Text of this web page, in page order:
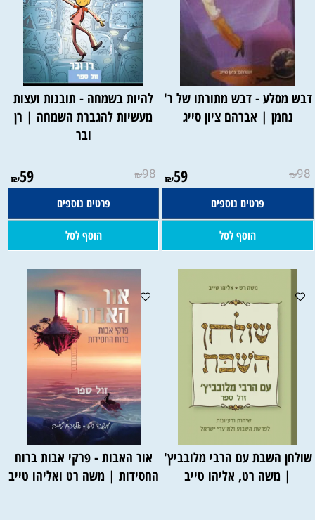
דבש מסלע - דבש מתורתו של ר'
נחמן | אברהם ציון סייג
₪98
₪59
פרטים נוספים
הוסף לסל
להיות בשמחה - תובנות ועצות
מעשיות להגברת השמחה | רן
ובר
₪98
₪59
פרטים נוספים
הוסף לסל
שולחן השבת עם הרבי מלובביץ'
| משה רט, אליהו טייב
אור האבות - פרקי אבות ברוח
החסידות | משה רט ואליהו טייב​